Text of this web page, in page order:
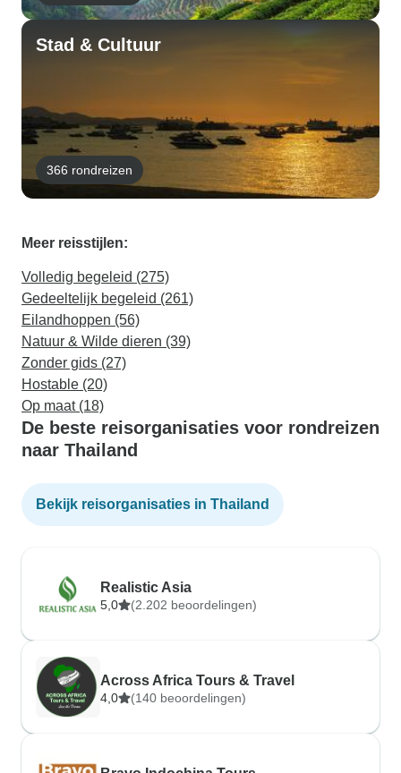
Stad & Cultuur
366 rondreizen
Meer reisstijlen:
Volledig begeleid (275)
Gedeeltelijk begeleid (261)
Eilandhoppen (56)
Natuur & Wilde dieren (39)
Zonder gids (27)
Hostable (20)
Op maat (18)
De beste reisorganisaties voor rondreizen
naar Thailand
Bekijk reisorganisaties in Thailand
Realistic Asia
5,0 (2.202 beoordelingen)
Across Africa Tours & Travel
4,0 (140 beoordelingen)